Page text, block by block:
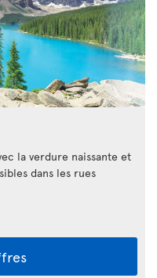
la verdure naissante et
dans les rues